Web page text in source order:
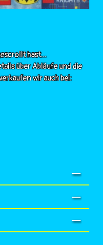
hast...
über Abläufe und die
wir auch bei: